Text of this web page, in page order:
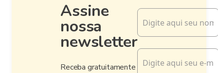
Assine
nossa
newsletter
Receba gratuitamente